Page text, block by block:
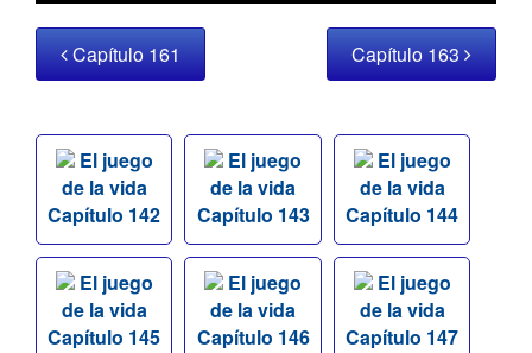
Capítulo 161 Capítulo 163
El juego
de la vida
Capítulo 142
El juego
de la vida
Capítulo 143
El juego
de la vida
Capítulo 144
El juego
de la vida
Capítulo 145
El juego
de la vida
Capítulo 146
El juego
de la vida
Capítulo 147